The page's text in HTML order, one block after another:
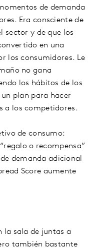
de demanda
Era consciente de
sector y de que los
en una
los consumidores. Le
no gana
los hábitos de los
plan para hacer
a los competidores.
de consumo:
o recompensa”
demanda adicional
Score aumente
la sala de juntas a
también bastante